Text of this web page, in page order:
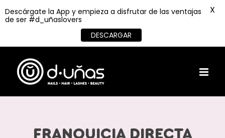
content
FRANQUICIA DIRECTA
Descárgate la App y empieza a disfrutar de las ventajas
de ser #d_uñaslovers
DESCARGAR
X